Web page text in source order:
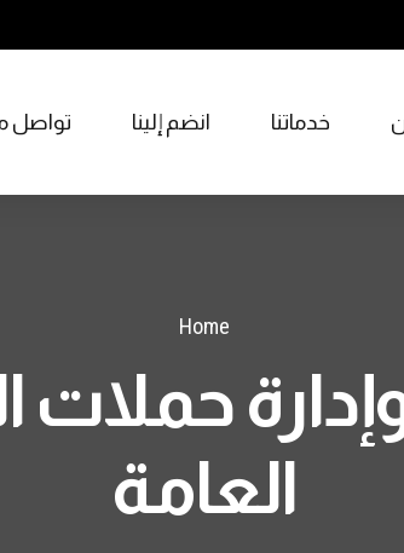
خدماتنا انضم إلينا تواصل
Home
حملات
العامة